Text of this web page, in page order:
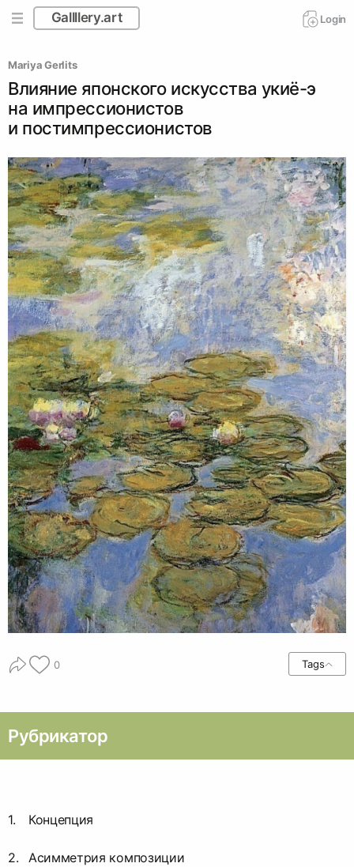
Gallllery.art Login
Mariya Gerlits
Влияние японского искусства укиё-э
на импрессионистов
и постимпрессионистов
0 Tags
Рубрикатор
Концепция
Асимметрия композиции